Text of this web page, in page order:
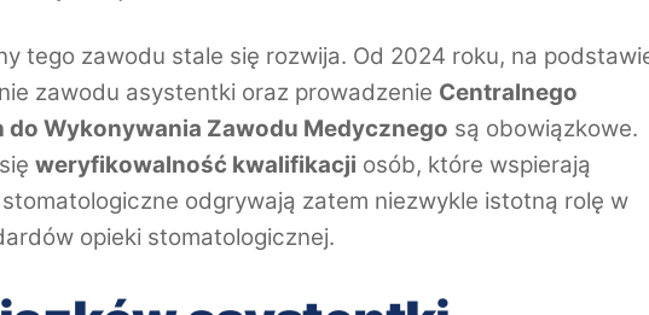
tego zawodu stale się rozwija. Od 2024 roku, na
zawodu asystentki oraz prowadzenie Centralnego
Wykonywania Zawodu Medycznego są obowiązkowe.
weryfikowalność kwalifikacji osób, które wspierają
odgrywają zatem niezwykle istotną rolę w
opieki stomatologicznej.